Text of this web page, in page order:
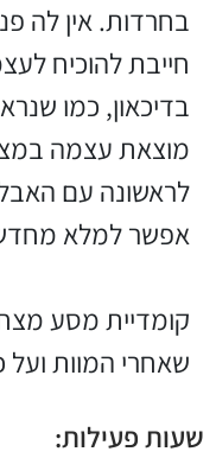
בחרדות. אין לה
חייבת להוכיח
בדיכאון, כמו
מוצאת עצמה
לראשונה עם
אפשר למלא
קומדיית מסע
שאחרי המוות
שעות פעילות: